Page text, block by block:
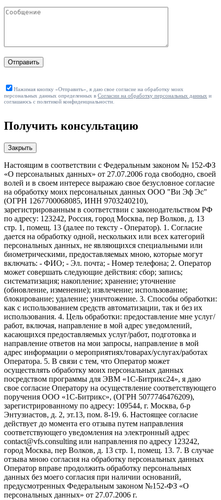
Отправить
Нажимая кнопку «Отправить», я даю свое согласие на обработку моих
персональных данных определенных в Согласии на обработку персональных данных и
соглашаюсь с политикой конфиденциальности.
Получить консультацию
Закрыть
Настоящим в соответствии с Федеральным законом № 152-ФЗ
«О персональных данных» от 27.07.2006 года свободно, своей
волей и в своем интересе выражаю свое безусловное согласие
на обработку моих персональных данных ООО "Ви Эф Эс"
(ОГРН 1267700068085, ИНН 9703240210),
зарегистрированным в соответствии с законодательством РФ
по адресу: 123242, Россия, город Москва, пер Волков, д. 13
стр. 1, помещ. 13 (далее по тексту - Оператор). 1. Согласие
дается на обработку одной, нескольких или всех категорий
персональных данных, не являющихся специальными или
биометрическими, предоставляемых мною, которые могут
включать: - ФИО; - Эл. почта; - Номер телефона; 2. Оператор
может совершать следующие действия: сбор; запись;
систематизация; накопление; хранение; уточнение
(обновление, изменение); извлечение; использование;
блокирование; удаление; уничтожение. 3. Способы обработки:
как с использованием средств автоматизации, так и без их
использования. 4. Цель обработки: предоставление мне услуг/
работ, включая, направление в мой адрес уведомлений,
касающихся предоставляемых услуг/работ, подготовка и
направление ответов на мои запросы, направление в мой
адрес информации о мероприятиях/товарах/услугах/работах
Оператора. 5. В связи с тем, что Оператор может
осуществлять обработку моих персональных данных
посредством программы для ЭВМ «1С-Битрикс24», я даю
свое согласие Оператору на осуществление соответствующего
поручения ООО «1С-Битрикс», (ОГРН 5077746476209),
зарегистрированному по адресу: 109544, г. Москва, б-р
Энтузиастов, д. 2, эт.13, пом. 8-19. 6. Настоящее согласие
действует до момента его отзыва путем направления
соответствующего уведомления на электронный адрес
contact@vfs.consulting или направления по адресу 123242,
город Москва, пер Волков, д. 13 стр. 1, помещ. 13. 7. В случае
отзыва мною согласия на обработку персональных данных
Оператор вправе продолжить обработку персональных
данных без моего согласия при наличии оснований,
предусмотренных Федеральным законом №152-ФЗ «О
персональных данных» от 27.07.2006 г.